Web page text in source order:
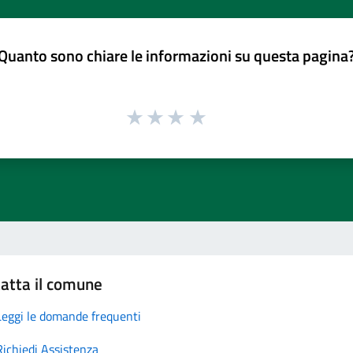
sono chiare le informazioni su questa
il comune
le domande frequenti
Assistenza